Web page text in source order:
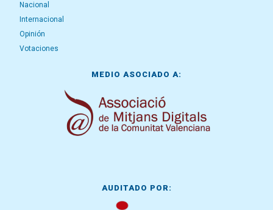
Nacional
Internacional
Opinión
Votaciones
MEDIO ASOCIADO A:
AUDITADO POR: